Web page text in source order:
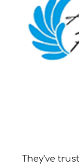
They’ve